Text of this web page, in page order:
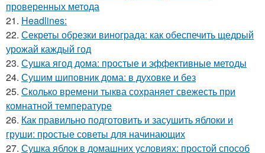
проверенных метода
21. Headlines:
22. Секреты обрезки винограда: как обеспечить щедрый
урожай каждый год
23. Сушка ягод дома: простые и эффективные методы
24. Сушим шиповник дома: в духовке и без
25. Сколько времени тыква сохраняет свежесть при
комнатной температуре
26. Как правильно подготовить и засушить яблоки и
груши: простые советы для начинающих
27. Сушка яблок в домашних условиях: простой способ